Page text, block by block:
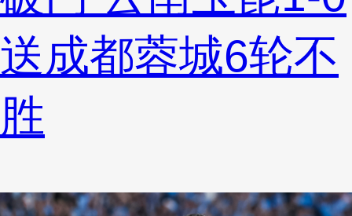
送成都蓉城6轮不
胜